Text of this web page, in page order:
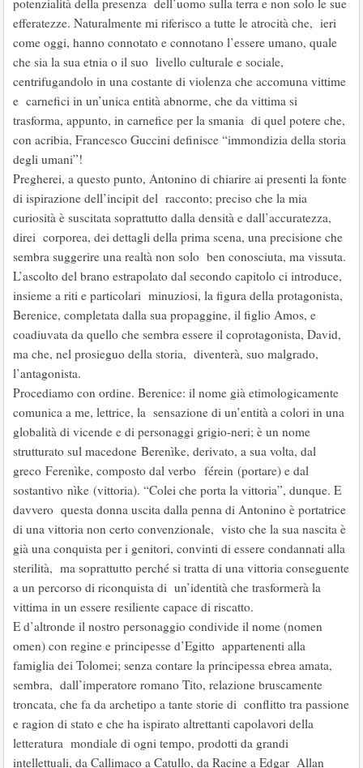
potenzialità della presenza dell’uomo sulla terra e non solo le sue
efferatezze. Naturalmente mi riferisco a tutte le atrocità che, ieri
come oggi, hanno connotato e connotano l’essere umano, quale
che sia la sua etnia o il suo livello culturale e sociale,
centrifugandolo in una costante di violenza che accomuna vittime
e carnefici in un’unica entità abnorme, che da vittima si
trasforma, appunto, in carnefice per la smania di quel potere che,
con acribia, Francesco Guccini definisce “immondizia della storia
degli umani”!
Pregherei, a questo punto, Antonino di chiarire ai presenti la fonte
di ispirazione dell’incipit del racconto; preciso che la mia
curiosità è suscitata soprattutto dalla densità e dall’accuratezza,
direi corporea, dei dettagli della prima scena, una precisione che
sembra suggerire una realtà non solo ben conosciuta, ma vissuta.
L’ascolto del brano estrapolato dal secondo capitolo ci introduce,
insieme a riti e particolari minuziosi, la figura della protagonista,
Berenice, completata dalla sua propaggine, il figlio Amos, e
coadiuvata da quello che sembra essere il coprotagonista, David,
ma che, nel prosieguo della storia, diventerà, suo malgrado,
l’antagonista.
Procediamo con ordine. Berenice: il nome già etimologicamente
comunica a me, lettrice, la sensazione di un’entità a colori in una
globalità di vicende e di personaggi grigio-neri; è un nome
strutturato sul macedone Berenìke, derivato, a sua volta, dal
greco Ferenìke, composto dal verbo férein (portare) e dal
sostantivo nìke (vittoria). “Colei che porta la vittoria”, dunque. E
davvero questa donna uscita dalla penna di Antonino è portatrice
di una vittoria non certo convenzionale, visto che la sua nascita è
già una conquista per i genitori, convinti di essere condannati alla
sterilità, ma soprattutto perché si tratta di una vittoria conseguente
a un percorso di riconquista di un’identità che trasformerà la
vittima in un essere resiliente capace di riscatto.
E d’altronde il nostro personaggio condivide il nome (nomen
omen) con regine e principesse d’Egitto appartenenti alla
famiglia dei Tolomei; senza contare la principessa ebrea amata,
sembra, dall’imperatore romano Tito, relazione bruscamente
troncata, che fa da archetipo a tante storie di conflitto tra passione
e ragion di stato e che ha ispirato altrettanti capolavori della
letteratura mondiale di ogni tempo, prodotti da grandi
intellettuali, da Callimaco a Catullo, da Racine a Edgar Allan